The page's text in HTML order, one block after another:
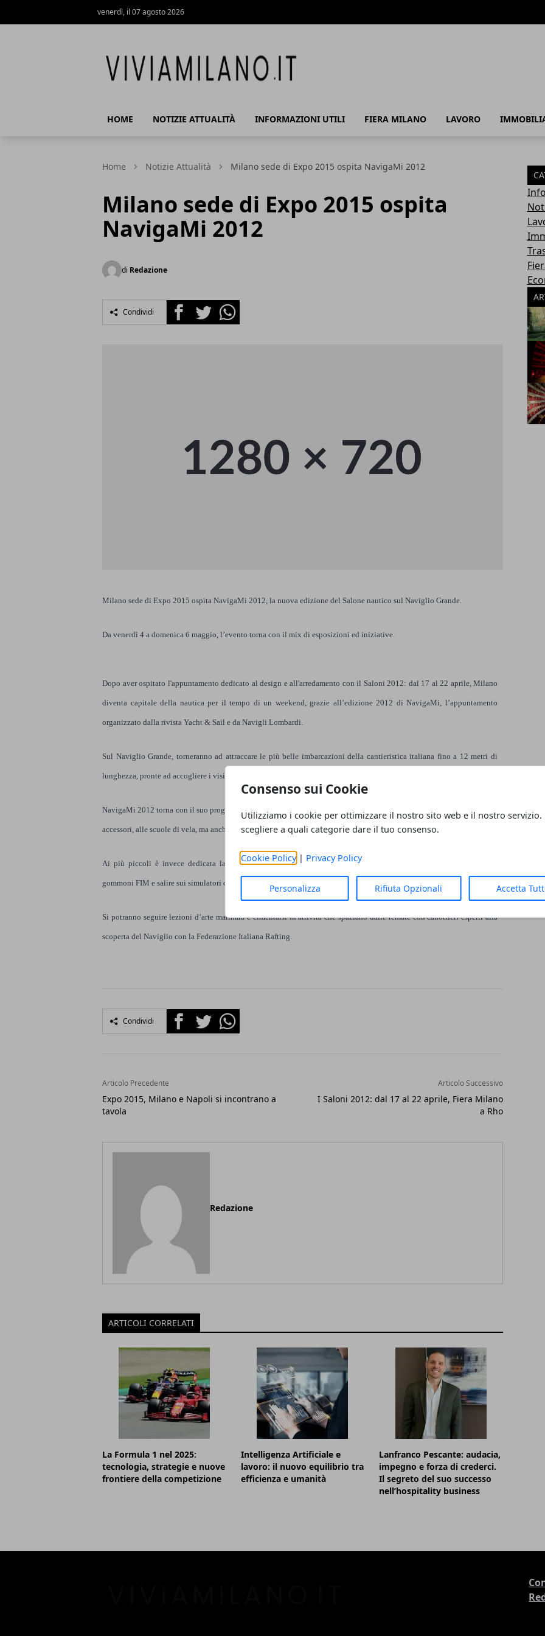
Consenso sui Cookie
Utilizziamo i cookie per ottimizzare il nostro sito web e il nostro servizio.
scegliere a quali categorie dare il tuo consenso.
Cookie Policy| Privacy Policy
Personalizza Rifiuta Opzionali Accetta
venerdì, il 07 agosto 2026
HOME NOTIZIE ATTUALITÀ INFORMAZIONI UTILI FIERA MILANO LAVORO
Home Notizie Attualità Milano sede di Expo 2015 ospita NavigaMi 2012
Milano sede di Expo 2015 ospita
NavigaMi 2012
di Redazione
Condividi FacebookTwitterWhatsapp
Milano sede di Expo 2015 ospita NavigaMi 2012, la nuova edizione del Salone nautico sul Naviglio Grande.
Da venerdì 4 a domenica 6 maggio, l’evento torna con il mix di esposizioni ed iniziative.
Dopo aver ospitato l'appuntamento dedicato al design e all'arredamento con il Saloni 2012: dal 17 al 22 aprile, Milano
diventa capitale della nautica per il tempo di un weekend, grazie all’edizione 2012 di NavigaMi, l’appuntamento
organizzato dalla rivista Yacht & Sail e da Navigli Lombardi.
Sul Naviglio Grande, torneranno ad attraccare le più belle imbarcazioni della cantieristica italiana fino a 12 metri di
lunghezza, pronte ad accogliere i visitatori, con prove.
NavigaMi 2012 torna con il suo programma che va oltre la cantieristica nautica, offrendo ai visitatori spazi dedicati agli
accessori, alle scuole di vela, ma anche alle società di charter e temporary shop di abbigliamento nautico.
Ai più piccoli è invece dedicata la NavigaMi Kids, l’area dove i giovanissimi potranno cimentarsi alla guida di
gommoni FIM e salire sui simulatori di vela della FIV.
Si potranno seguire lezioni d’arte marinara e cimentarsi in attività che spaziano dalle remate con canottieri esperti alla
scoperta del Naviglio con la Federazione Italiana Rafting.
Condividi FacebookTwitterWhatsapp
Articolo Precedente
Expo 2015, Milano e Napoli si incontrano a
tavola
Articolo Successivo
I Saloni 2012: dal 17 al 22 aprile, Fiera Milano
a Rho
Redazione
ARTICOLI CORRELATI
La Formula 1 nel 2025:
tecnologia, strategie e nuove
frontiere della competizione
Intelligenza Artificiale e
lavoro: il nuovo equilibrio tra
efficienza e umanità
Lanfranco Pescante: audacia,
impegno e forza di crederci.
Il segreto del suo successo
nell’hospitality business